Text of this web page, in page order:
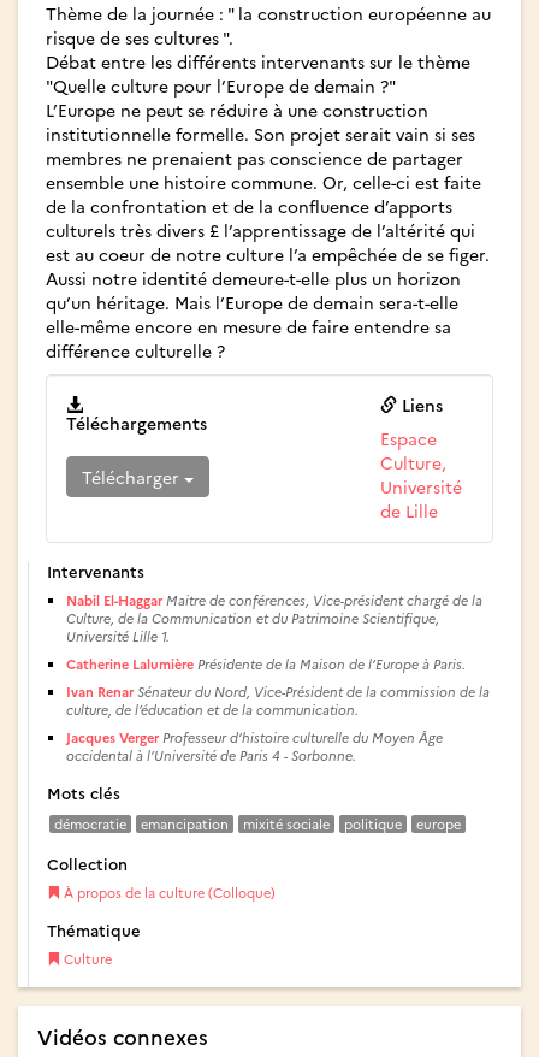
Thème de la journée : " la construction européenne au
risque de ses cultures ".
Débat entre les différents intervenants sur le thème
"Quelle culture pour l’Europe de demain ?"
L’Europe ne peut se réduire à une construction
institutionnelle formelle. Son projet serait vain si ses
membres ne prenaient pas conscience de partager
ensemble une histoire commune. Or, celle-ci est faite
de la confrontation et de la confluence d’apports
culturels très divers £ l’apprentissage de l’altérité qui
est au coeur de notre culture l’a empêchée de se figer.
Aussi notre identité demeure-t-elle plus un horizon
qu’un héritage. Mais l’Europe de demain sera-t-elle
elle-même encore en mesure de faire entendre sa
différence culturelle ?
Téléchargements
Télécharger
Liens
Espace
Culture,
Université
de Lille
Intervenants
Nabil El-Haggar Maitre de conférences, Vice-président chargé de la
Culture, de la Communication et du Patrimoine Scientifique,
Université Lille 1.
Catherine Lalumière Présidente de la Maison de l’Europe à Paris.
Ivan Renar Sénateur du Nord, Vice-Président de la commission de la
culture, de l’éducation et de la communication.
Jacques Verger Professeur d’histoire culturelle du Moyen Âge
occidental à l’Université de Paris 4 - Sorbonne.
Mots clés
démocratie emancipation mixité sociale politique europe
Collection
À propos de la culture (Colloque)
Thématique
Culture
Vidéos connexes